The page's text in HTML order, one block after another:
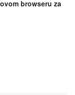
browseru za